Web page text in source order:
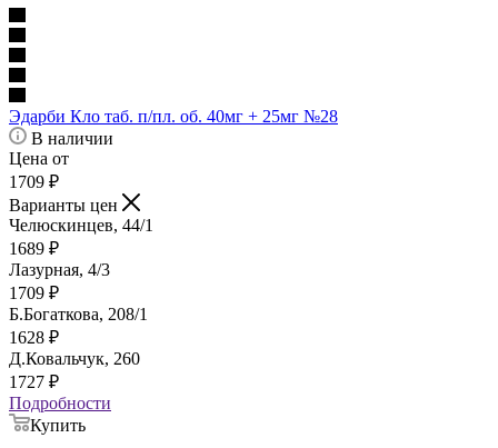
Эдарби Кло таб. п/пл. об. 40мг + 25мг №28
В наличии
Цена от
1709 ₽
Варианты цен
Челюскинцев, 44/1
1689 ₽
Лазурная, 4/3
1709 ₽
Б.Богаткова, 208/1
1628 ₽
Д.Ковальчук, 260
1727 ₽
Подробности
Купить